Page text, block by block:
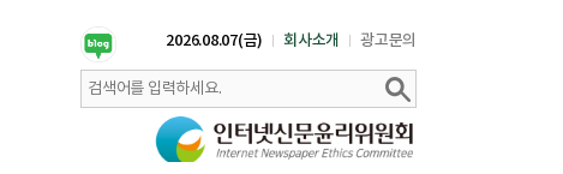
2026.08.07(금) 회사소개 광고문의